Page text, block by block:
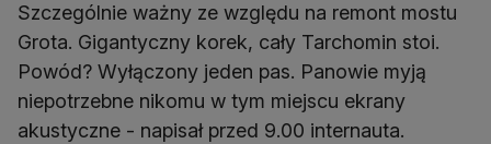
Szczególnie ważny ze względu na remont mostu
Grota. Gigantyczny korek, cały Tarchomin stoi.
Powód? Wyłączony jeden pas. Panowie myją
niepotrzebne nikomu w tym miejscu ekrany
akustyczne - napisał przed 9.00 internauta.